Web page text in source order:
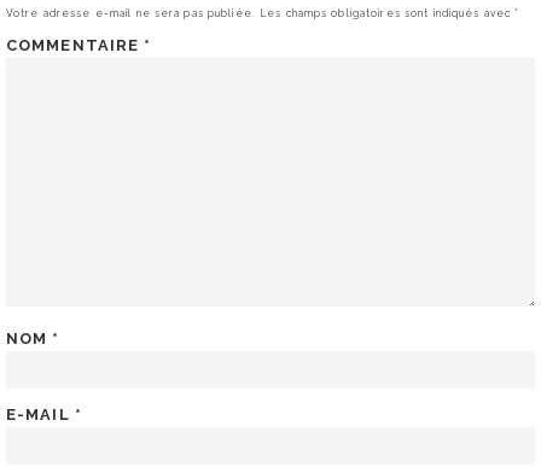
Votre adresse e-mail ne sera pas publiée. Les champs obligatoires sont indiqués avec*
COMMENTAIRE *
NOM *
E-MAIL *